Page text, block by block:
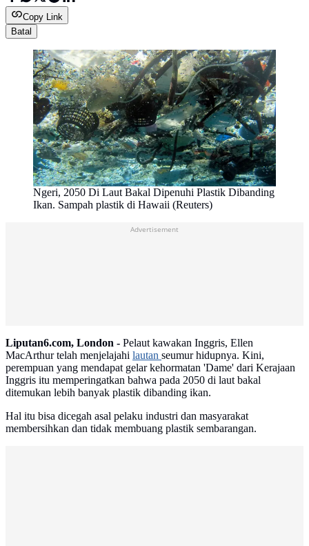
Copy Link
Batal
Ngeri, 2050 Di Laut Bakal Dipenuhi Plastik Dibanding
Ikan. Sampah plastik di Hawaii (Reuters)
Advertisement
Liputan6.com, London - Pelaut kawakan Inggris, Ellen
MacArthur telah menjelajahi lautan seumur hidupnya. Kini,
perempuan yang mendapat gelar kehormatan 'Dame' dari Kerajaan
Inggris itu memperingatkan bahwa pada 2050 di laut bakal
ditemukan lebih banyak plastik dibanding ikan.
Hal itu bisa dicegah asal pelaku industri dan masyarakat
membersihkan dan tidak membuang plastik sembarangan.